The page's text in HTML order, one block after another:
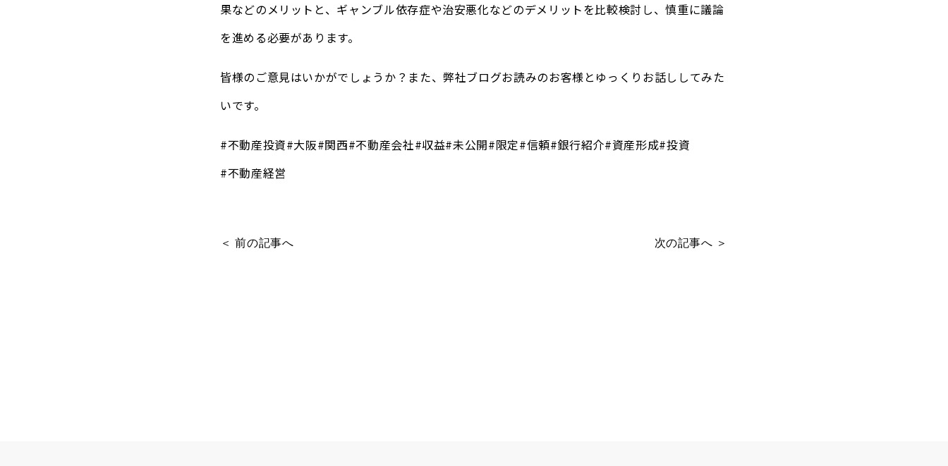
果などのメリットと、ギャンブル依存症や治安悪化などのデメリットを比較検討し、慎重に議論
を進める必要があります。
皆様のご意見はいかがでしょうか？また、弊社ブログお読みのお客様とゆっくりお話ししてみた
いです。
#不動産投資#大阪#関西#不動産会社#収益#未公開#限定#信頼#銀行紹介#資産形成#投資
#不動産経営
＜ 前の記事へ 次の記事へ ＞